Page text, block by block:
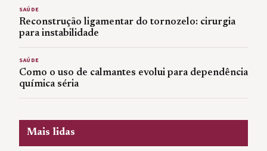
SAÚDE
Reconstrução ligamentar do tornozelo: cirurgia
para instabilidade
SAÚDE
Como o uso de calmantes evolui para dependência
química séria
Mais lidas